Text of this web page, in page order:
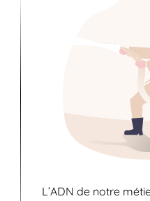
L’ADN de notre